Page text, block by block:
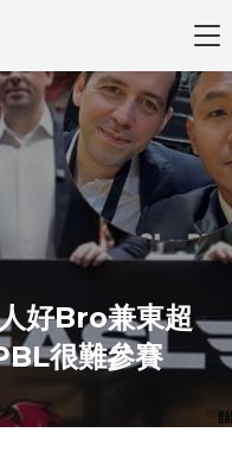
好Bro兼東超
很難參賽